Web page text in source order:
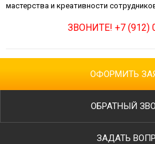
мастерства и креативности
ЗВОНИТЕ! +7 (912)
ОФОРМИТЬ
ОБРАТНЫЙ
ЗАДАТЬ